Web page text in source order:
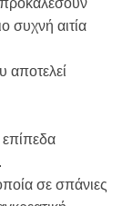
συχνή αιτία
αποτελεί
σε σπάνιες